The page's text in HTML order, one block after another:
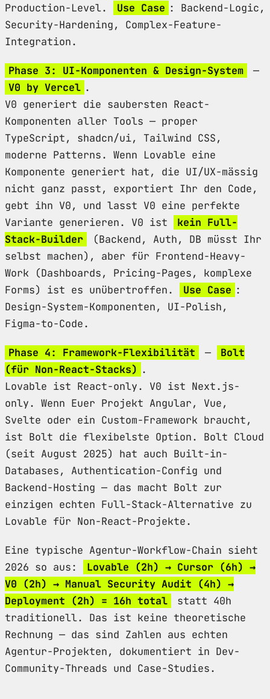
Production-Level.
Use Case : Backend-Logic,
Security-Hardening, Complex-Feature-
Integration.
Phase 3: UI-Komponenten & Design-System
—
V0 by Vercel .
V0 generiert die saubersten React-
Komponenten aller Tools — proper
TypeScript, shadcn/ui, Tailwind CSS,
moderne Patterns. Wenn Lovable eine
Komponente generiert hat, die UI/UX-mässig
nicht ganz passt, exportiert Ihr den Code,
gebt ihn V0, und lasst V0 eine perfekte
Variante generieren. V0 ist
kein Full-
Stack-Builder
(Backend, Auth, DB müsst Ihr
selbst machen), aber für Frontend-Heavy-
Work (Dashboards, Pricing-Pages, komplexe
Forms) ist es unübertroffen.
Use Case :
Design-System-Komponenten, UI-Polish,
Figma-to-Code.
Phase 4: Framework-Flexibilität —
Bolt
(für Non-React-Stacks) .
Lovable ist React-only. V0 ist Next.js-
only. Wenn Euer Projekt Angular, Vue,
Svelte oder ein Custom-Framework braucht,
ist Bolt die flexibelste Option. Bolt Cloud
(seit August 2025) hat auch Built-in-
Databases, Authentication-Config und
Backend-Hosting — das macht Bolt zur
einzigen echten Full-Stack-Alternative zu
Lovable für Non-React-Projekte.
Eine typische Agentur-Workflow-Chain sieht
2026 so aus:
Lovable (2h) → Cursor (6h) →
V0 (2h) → Manual Security Audit (4h) →
Deployment (2h) = 16h total
statt 40h
traditionell. Das ist keine theoretische
Rechnung — das sind Zahlen aus echten
Agentur-Projekten, dokumentiert in Dev-
Community-Threads und Case-Studies.